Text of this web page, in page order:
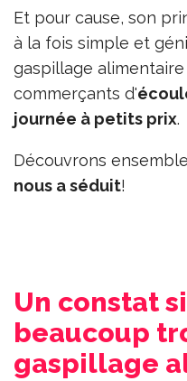
Et pour cause, son
à la fois simple et
gaspillage
commerçants d'
journée à petits prix.
Découvrons
nous a séduit!
Un constat
beaucoup
gaspillage